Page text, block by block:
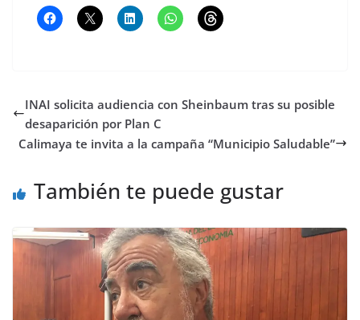
INAI solicita audiencia con Sheinbaum tras su posible
desaparición por Plan C
Calimaya te invita a la campaña “Municipio Saludable”
También te puede gustar